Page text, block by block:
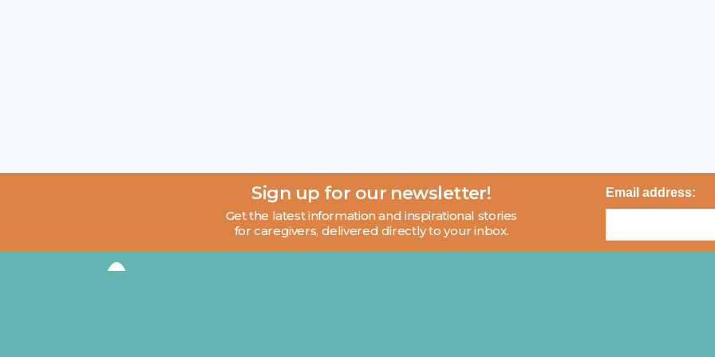
Sign up for our newsletter!
Get the latest information and inspirational stories
for caregivers, delivered directly to your inbox.
Email address: